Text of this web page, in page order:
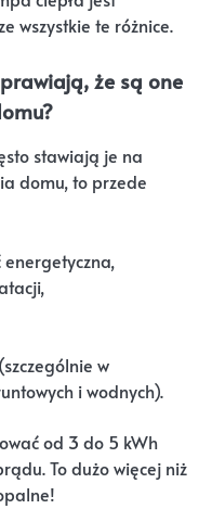
wszystkie te różnice.
że są one
stawiają je na
domu, to przede
w
i wodnych).
od 3 do 5 kWh
To dużo więcej niż